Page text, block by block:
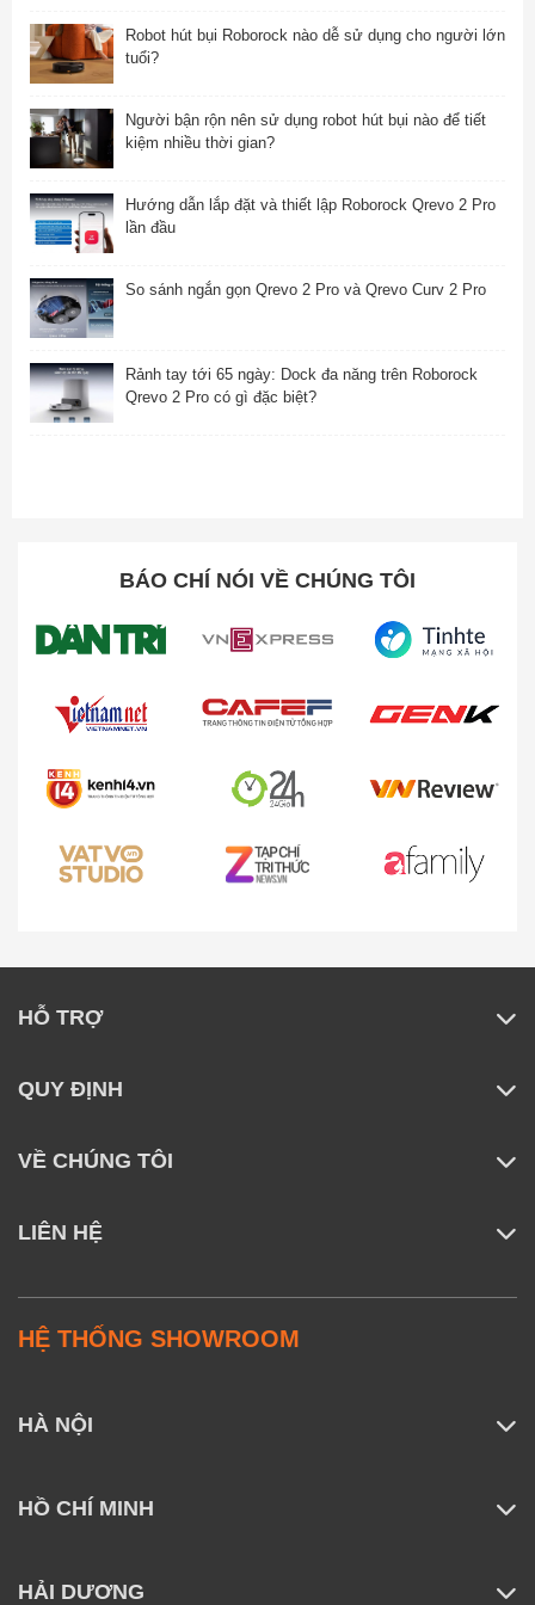
Robot hút bụi Roborock nào dễ sử dụng cho người lớn
tuổi?
Người bận rộn nên sử dụng robot hút bụi nào để tiết
kiệm nhiều thời gian?
Hướng dẫn lắp đặt và thiết lập Roborock Qrevo 2 Pro
lần đầu
So sánh ngắn gọn Qrevo 2 Pro và Qrevo Curv 2 Pro
Rảnh tay tới 65 ngày: Dock đa năng trên Roborock
Qrevo 2 Pro có gì đặc biệt?
BÁO CHÍ NÓI VỀ CHÚNG TÔI
HỖ TRỢ
QUY ĐỊNH
VỀ CHÚNG TÔI
LIÊN HỆ
HỆ THỐNG SHOWROOM
HÀ NỘI
HỒ CHÍ MINH
HẢI DƯƠNG